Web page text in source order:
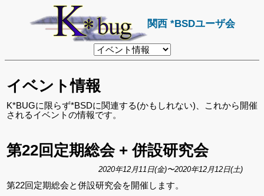
関西 *BSDユーザ会
リ
ン
ペ
ー
ジ
イベント情報
K*BUGに限らず*BSDに関連する(かもしれない)、これから開催
されるイベントの情報です。
第22回定期総会 + 併設研究会
2020年12月11日(金)〜2020年12月12日(土)
第22回定期総会と併設研究会を開催します。